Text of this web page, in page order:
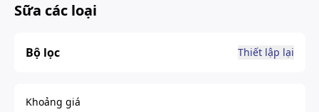
Sữa các loại
Bộ lọc Thiết lập lại
Khoảng giá